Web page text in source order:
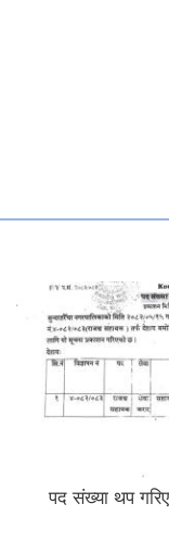
नेपाल सरकारको